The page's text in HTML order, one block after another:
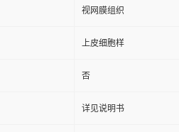
视网膜组织
上皮细胞样
否
详见说明书